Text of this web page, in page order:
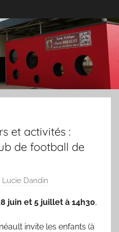
et activités :
de football de
Lucie Dandin
juin et 5 juillet à 14h30,
invite les enfants (à